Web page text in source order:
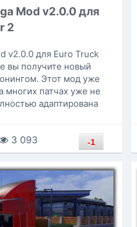
Mod v2.0.0 для
2
v2.0.0 для Euro Truck
вы получите новый
Этот мод уже
многих патчах уже не
адаптирована
3 093 -1